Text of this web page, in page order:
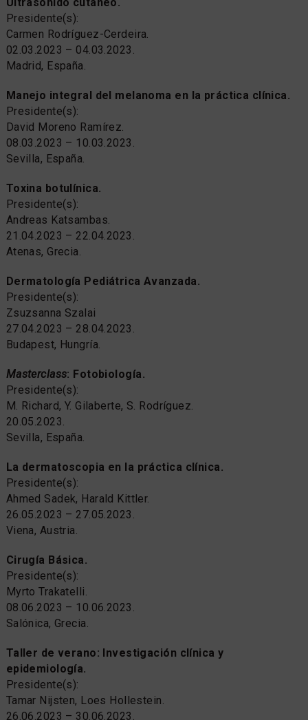
Presidente(s):
Carmen Rodríguez-Cerdeira.
02.03.2023 – 04.03.2023.
Madrid, España.
Manejo integral del melanoma en la práctica clínica.
Presidente(s):
David Moreno Ramírez.
08.03.2023 – 10.03.2023.
Sevilla, España.
Toxina botulínica.
Presidente(s):
Andreas Katsambas.
21.04.2023 – 22.04.2023.
Atenas, Grecia.
Dermatología Pediátrica Avanzada.
Presidente(s):
Zsuzsanna Szalai
27.04.2023 – 28.04.2023.
Budapest, Hungría.
Masterclass: Fotobiología.
Presidente(s):
M. Richard, Y. Gilaberte, S. Rodríguez.
20.05.2023.
Sevilla, España.
La dermatoscopia en la práctica clínica.
Presidente(s):
Ahmed Sadek, Harald Kittler.
26.05.2023 – 27.05.2023.
Viena, Austria.
Cirugía Básica.
Presidente(s):
Myrto Trakatelli.
08.06.2023 – 10.06.2023.
Salónica, Grecia.
Taller de verano: Investigación clínica y
epidemiología.
Presidente(s):
Tamar Nijsten, Loes Hollestein.
26.06.2023 – 30.06.2023.